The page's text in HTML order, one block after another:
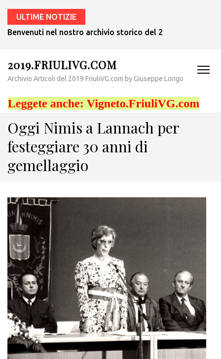
ULTIME NOTIZIE
Benvenuti nel nostro archivio storico del 2019! –
2019.FRIULIVG.COM
Archivio Articoli del 2019 FriuliVG.com by Giuseppe Longo
Oggi Nimis a Lannach per
festeggiare 30 anni di
gemellaggio